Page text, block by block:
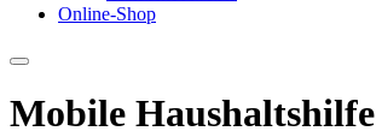
Online-Shop
Mobile Haushaltshilfe